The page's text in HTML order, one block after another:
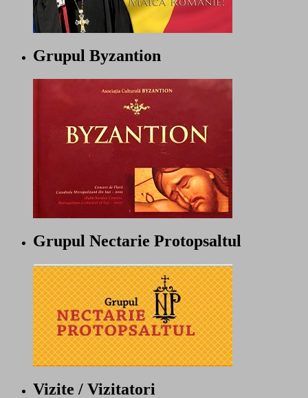
Grupul Byzantion
Grupul Nectarie Protopsaltul
Vizite / Vizitatori